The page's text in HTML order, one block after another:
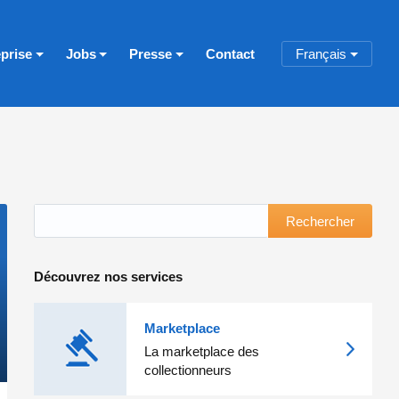
Jobs Presse Contact Français
Rechercher
Découvrez nos services
Marketplace
La marketplace des
collectionneurs